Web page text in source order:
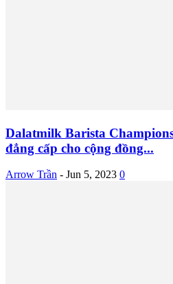
Dalatmilk Barista
đẳng cấp cho cộng đồng...
Arrow Trần - Jun 5, 2023 0